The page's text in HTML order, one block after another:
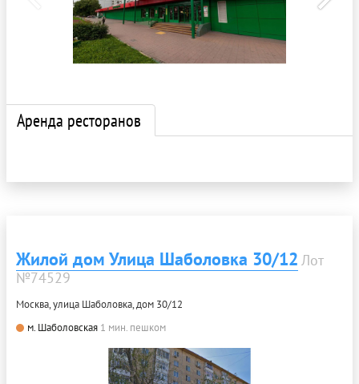
Аренда ресторанов
Жилой дом Улица Шаболовка 30/12 Лот
№74529
Москва, улица Шаболовка, дом 30/12
м. Шаболовская 1 мин. пешком